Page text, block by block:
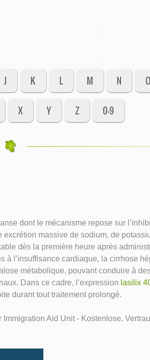
J K L M N O
X Y Z 0-9
dont le mécanisme repose sur
massive de sodium, de
dès la première heure après
l’insuffisance cardiaque, la cirrhose
métabolique, pouvant conduire à
Dans ce cadre, l’expression lasilix
durant tout traitement prolongé.
Immigration Aid Unit - Kostenlose,